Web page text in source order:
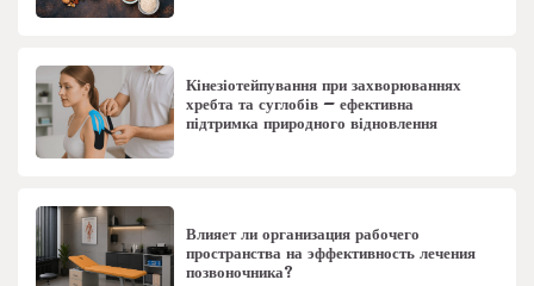
Кінезіотейпування при захворюваннях
хребта та суглобів – ефективна
підтримка природного відновлення
Влияет ли организация рабочего
пространства на эффективность лечения
позвоночника?